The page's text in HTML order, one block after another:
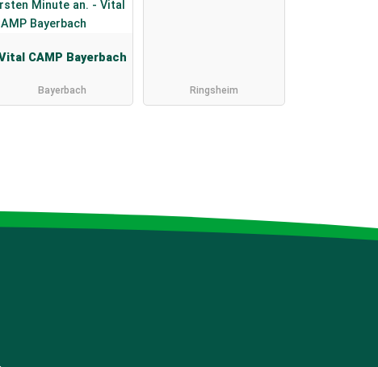
CAMP Bayerbach
Bayerbach Ringsheim